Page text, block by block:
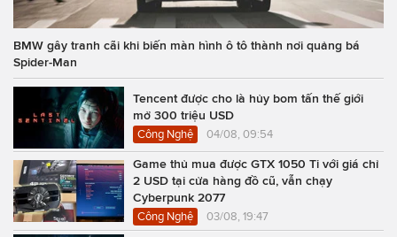
BMW gây tranh cãi khi biến màn hình ô tô thành nơi quảng bá
Spider-Man
Tencent được cho là hủy bom tấn thế giới
mở 300 triệu USD
Công Nghệ 04/08, 09:54
Game thủ mua được GTX 1050 Ti với giá chỉ
2 USD tại cửa hàng đồ cũ, vẫn chạy
Cyberpunk 2077
Công Nghệ 03/08, 19:47